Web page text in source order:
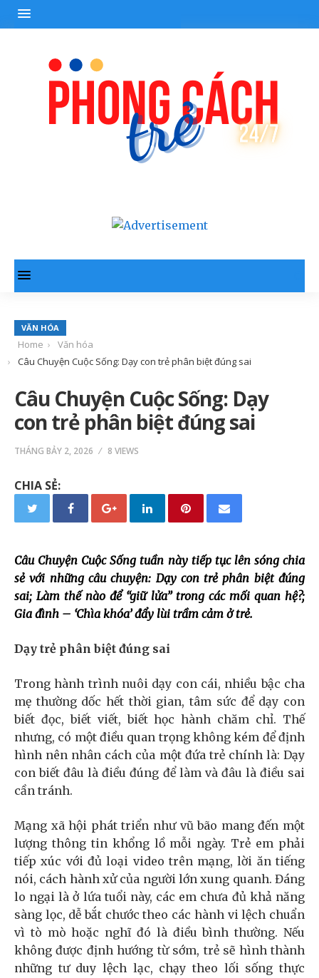
VĂN HÓA
Home
Văn hóa
Câu Chuyện Cuộc Sống: Dạy con trẻ phân biệt đúng sai
Câu Chuyện Cuộc Sống: Dạy
con trẻ phân biệt đúng sai
THÁNG BẢY 2, 2026 8 VIEWS
CHIA SẺ:
Câu Chuyện Cuộc Sống tuần này tiếp tục lên sóng chia
sẻ với những câu chuyện: Dạy con trẻ phân biệt đúng
sai; Làm thế nào để “giữ lửa” trong các mối quan hệ?;
Gia đình – ‘Chìa khóa’ đẩy lùi trầm cảm ở trẻ.
Dạy trẻ phân biệt đúng sai
Trong hành trình nuôi dạy con cái, nhiều bậc cha
mẹ thường dốc hết thời gian, tâm sức để dạy con
biết đọc, biết viết, biết học hành chăm chỉ. Thế
nhưng, có một điều quan trọng không kém để định
hình nên nhân cách của một đứa trẻ chính là: Dạy
con biết đâu là điều đúng để làm và đâu là điều sai
cần tránh.
Mạng xã hội phát triển như vũ bão mang đến một
lượng thông tin khổng lồ mỗi ngày. Trẻ em phải
tiếp xúc với đủ loại video trên mạng, lời ăn tiếng
nói, cách hành xử của người lớn xung quanh. Đáng
lo ngại là ở lứa tuổi này, các em chưa đủ khả năng
sàng lọc, dễ bắt chước theo các hành vi lệch chuẩn
vì tò mò hoặc nghĩ đó là điều bình thường. Nếu
không được định hướng từ sớm, trẻ sẽ hình thành
những tư duy lệch lạc, chạy theo lối sống thực